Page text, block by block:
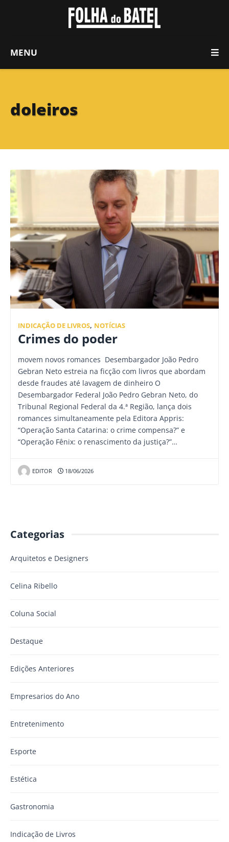
MENU
doleiros
INDICAÇÃO DE LIVROS, NOTÍCIAS
Crimes do poder
movem novos romances Desembargador João Pedro
Gebran Neto estreia na ficção com livros que abordam
desde fraudes até lavagem de dinheiro O
Desembargador Federal João Pedro Gebran Neto, do
Tribunal Regional Federal da 4.ª Região, lança dois
romances simultaneamente pela Editora Appris:
“Operação Santa Catarina: o crime compensa?” e
“Operação Fênix: o renascimento da justiça?”…
EDITOR 18/06/2026
Categorias
Arquitetos e Designers
Celina Ribello
Coluna Social
Destaque
Edições Anteriores
Empresarios do Ano
Entretenimento
Esporte
Estética
Gastronomia
Indicação de Livros